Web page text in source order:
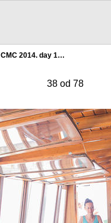
CMC 2014. day 1…
38 od 78